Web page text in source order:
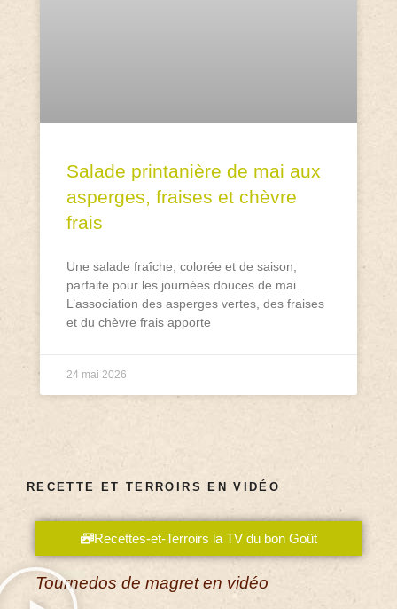
Salade printanière de mai aux
asperges, fraises et chèvre
frais
Une salade fraîche, colorée et de saison,
parfaite pour les journées douces de mai.
L’association des asperges vertes, des fraises
et du chèvre frais apporte
24 mai 2026
RECETTE ET TERROIRS EN VIDÉO
Recettes-et-Terroirs la TV du bon Goût
Tournedos de magret en vidéo